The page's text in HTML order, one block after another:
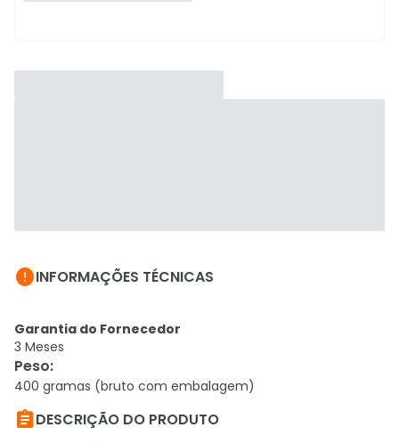
INFORMAÇÕES TÉCNICAS
Garantia do Fornecedor
3 Meses
Peso:
400 gramas (bruto com embalagem)
DESCRIÇÃO DO PRODUTO